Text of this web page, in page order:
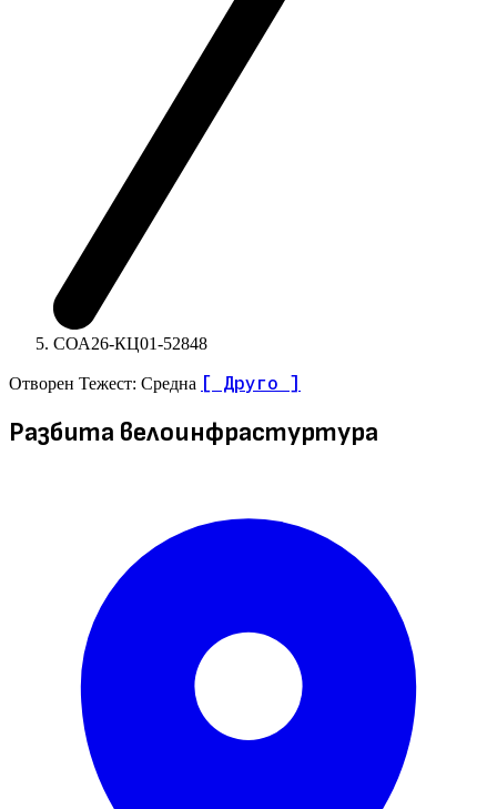
СОА26-КЦ01-52848
Отворен Тежест: Средна [ Друго ]
Разбита велоинфрастуртура